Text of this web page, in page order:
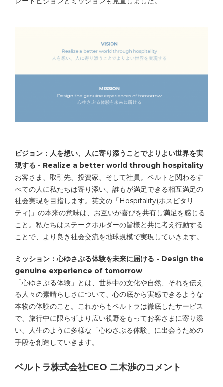
ビジョン：人を想い、人に寄り添うことでよりよい世界を実
現する - Realize a better world through hospitality
お客さま、取引先、投資家、そして社員。ベルトと関わるす
べての人に私たちは寄り添い、誰もが満足できる相互満足の
社会実現を目指します。英文の「Hospitality(ホスピタリ
ティ)」の本来の意味は、お互いが喜びを共有し満足を感じる
こと。私たちはステークホルダーの皆様と共に考え行動する
ことで、より良き社会交流を地球規模で実現していきます。
ミッション：心ゆさぶる体験を未来に届ける - Design the
genuine experience of tomorrow
「心ゆさぶる体験」とは、世界中の文化や自然、それを伝え
る人々の素晴らしさについて、心の底から実感できるような
本物の体験のこと。これからもベルトラは徹底したサービス
で、旅行中に限らずより広い視野をもってお客さまに寄り添
い、人生のように多様な「心ゆさぶる体験」に出会うための
手段を創造していきます。
ベルトラ株式会社CEO 二木渉のコメント